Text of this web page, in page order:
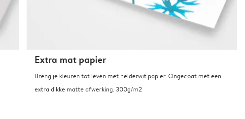
Extra mat papier
Breng je kleuren tot leven met helderwit papier. Ongecoat met een
extra dikke matte afwerking. 300g/m2